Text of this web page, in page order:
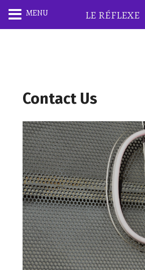
Contact Us
MENU LE RÉFLEXE